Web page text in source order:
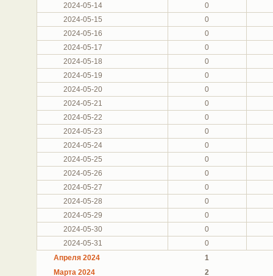
2024-05-14
0
2024-05-15
0
2024-05-16
0
2024-05-17
0
2024-05-18
0
2024-05-19
0
2024-05-20
0
2024-05-21
0
2024-05-22
0
2024-05-23
0
2024-05-24
0
2024-05-25
0
2024-05-26
0
2024-05-27
0
2024-05-28
0
2024-05-29
0
2024-05-30
0
2024-05-31
0
Апреля 2024
1
Марта 2024
2